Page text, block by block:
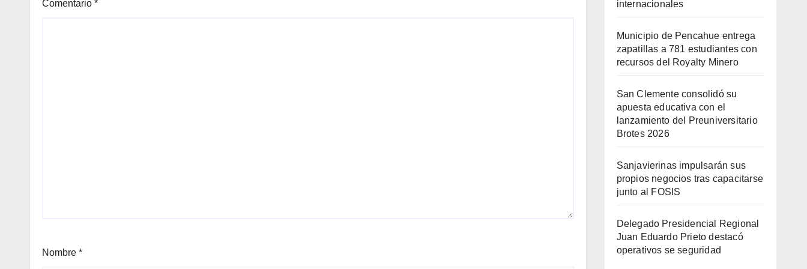
Comentario *
Nombre *
internacionales
Municipio de Pencahue entrega
zapatillas a 781 estudiantes con
recursos del Royalty Minero
San Clemente consolidó su
apuesta educativa con el
lanzamiento del Preuniversitario
Brotes 2026
Sanjavierinas impulsarán sus
propios negocios tras capacitarse
junto al FOSIS
Delegado Presidencial Regional
Juan Eduardo Prieto destacó
operativos se seguridad